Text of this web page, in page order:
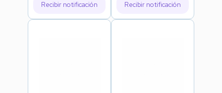
Recibir notificación Recibir notificación